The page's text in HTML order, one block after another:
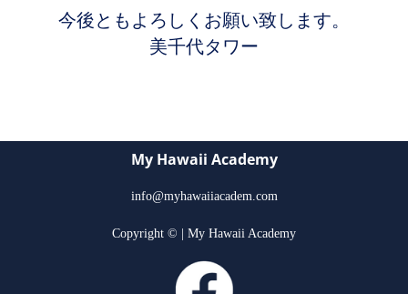
今後ともよろしくお願い致します。
美千代タワー
My Hawaii Academy
info@myhawaiiacadem.com
Copyright © | My Hawaii Academy